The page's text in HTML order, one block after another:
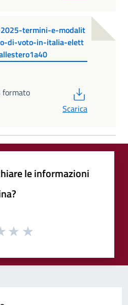
termini-e-modalit
di-voto-in-italia-elett
formato
Scarica
le informazioni